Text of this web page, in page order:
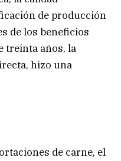
de producción
de los beneficios
treinta años, la
hizo una
de carne, el